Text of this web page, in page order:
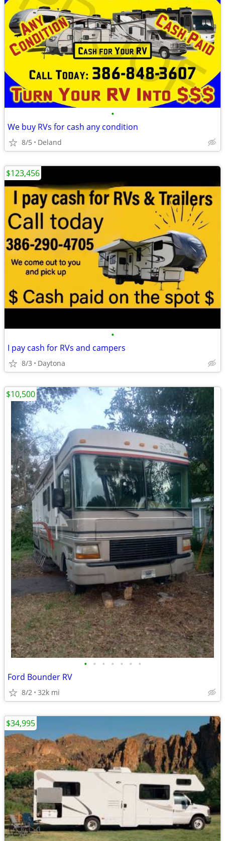
•
We buy RVs for cash any condition
8/5 Deland
•
I pay cash for RVs and campers
8/3 Daytona
$123,456
• • • • • • •
Ford Bounder RV
8/2 32k mi
$10,500
$34,995